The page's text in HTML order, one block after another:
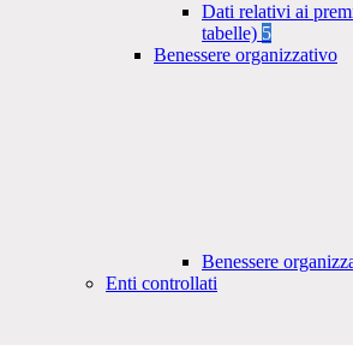
Dati relativi ai
tabelle) 5
Benessere organizzativo
Benessere
Enti controllati